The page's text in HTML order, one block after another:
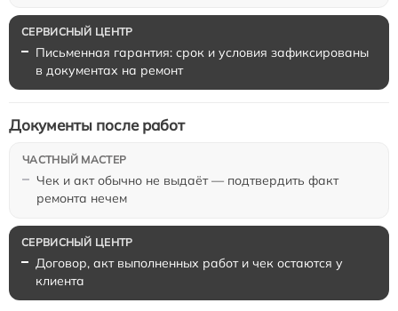
Письменная гарантия: срок и условия зафиксированы
в документах на ремонт
Чек и акт обычно не выдаёт — подтвердить факт
ремонта нечем
Документы после работ
Договор, акт выполненных работ и чек остаются у
клиента